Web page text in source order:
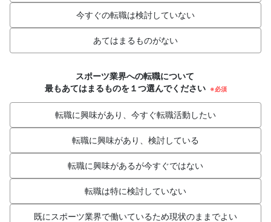
今すぐの転職は検討していない
あてはまるものがない
スポーツ業界への転職について
最もあてはまるものを１つ選んでください ※必須
転職に興味があり、今すぐ転職活動したい
転職に興味があり、検討している
転職に興味があるが今すぐではない
転職は特に検討していない
既にスポーツ業界で働いているため現状のままでよい